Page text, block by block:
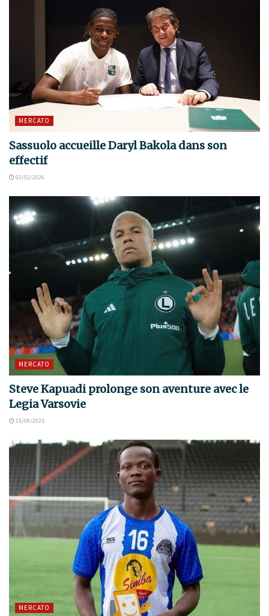
MERCATO
Sassuolo accueille Daryl Bakola dans son
effectif
03/02/2026
MERCATO
Steve Kapuadi prolonge son aventure avec le
Legia Varsovie
15/09/2025
MERCATO